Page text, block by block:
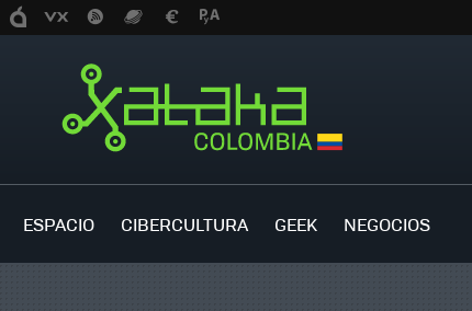
ESPACIO CIBERCULTURA GEEK NEGOCIOS